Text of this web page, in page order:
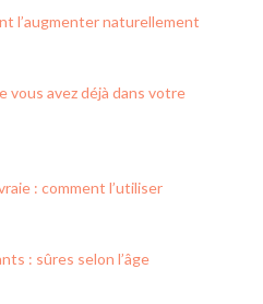
l’augmenter naturellement
vous avez déjà dans votre
: comment l’utiliser
: sûres selon l’âge